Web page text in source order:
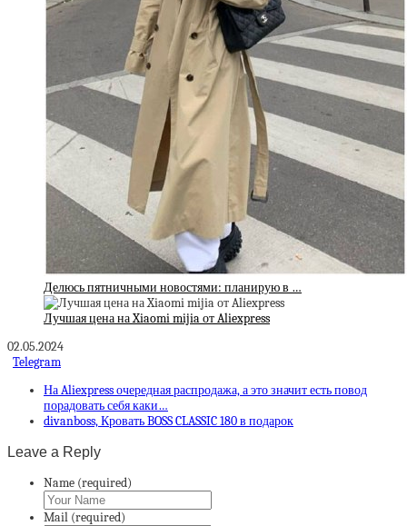
Делюсь пятничными новостями: планирую в …
Лучшая цена на Xiaomi mijia от Aliexpress
02.05.2024
Telegram
На Aliexpress очередная распродажа, а это значит есть повод
порадовать себя каки…
divanboss, Кровать BOSS CLASSIC 180 в подарок
Leave a Reply
Name (required)
Mail (required)